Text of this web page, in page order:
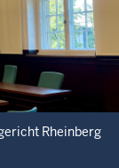
Rheinberg